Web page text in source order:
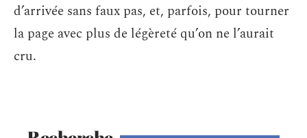
d’arrivée sans faux pas, et, parfois, pour tourner
la page avec plus de légèreté qu’on ne l’aurait
cru.